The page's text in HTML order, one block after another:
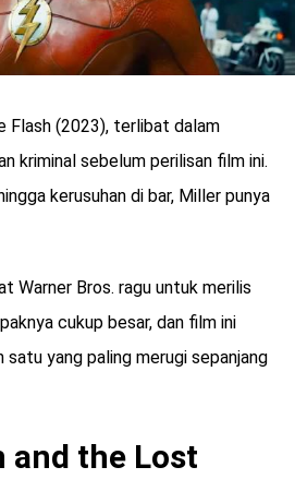
Flash (2023), terlibat dalam
kriminal sebelum perilisan film ini.
kerusuhan di bar, Miller punya
Warner Bros. ragu untuk merilis
cukup besar, dan film ini
satu yang paling merugi sepanjang
and the Lost